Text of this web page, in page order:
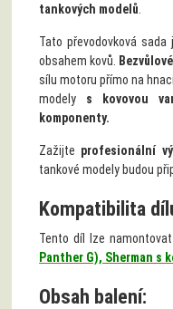
tankových modelů
Tato převodovková
obsahem kovů.
sílu motoru přímo na
modely s kovovou
komponenty.
Zažijte profesionální
tankové modely budou
Kompatibilita
Tento díl lze
Panther G), Sherman s
Obsah balení: